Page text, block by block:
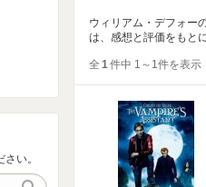
ウィリアム・デフォー
は、感想と評価をもと
全 1件中 1～1件を表示
い。